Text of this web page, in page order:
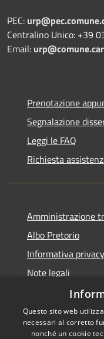
PEC:
Centralino Unico: +39
Email:
Prenotazione
Segnalazione
Leggi le FAQ
Richiesta
Amministrazione
Albo Pretorio
Informativa privacy
Note legali
Dichiarazione di
Questo sito web
necessari al corretto
nonché un cookie